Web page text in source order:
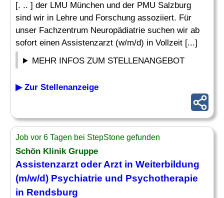
[. .. ] der LMU München und der PMU Salzburg
sind wir in Lehre und Forschung assoziiert. Für
unser Fachzentrum Neuropädiatrie suchen wir ab
sofort einen Assistenzarzt (w/m/d) in Vollzeit [...]
MEHR INFOS ZUM STELLENANGEBOT
▶ Zur Stellenanzeige
Job vor 6 Tagen bei StepStone gefunden
Schön Klinik Gruppe
Assistenzarzt oder Arzt in Weiterbildung
(m/w/d) Psychiatrie und Psychotherapie
in Rendsburg